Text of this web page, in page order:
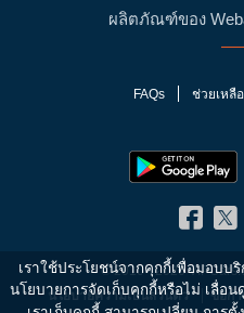
ผลิตภัณฑ์ของ
FAQs ช่วยเหลือ
นโยบายความเป็นส่วนตัว ข้อก
© 2010 - 2026
เราใช้ประโยชน์จากคุกกี้เพื่อมอบบ
นโยบายการจัดเก็บคุกกี้หรือไม่ เลื่อน